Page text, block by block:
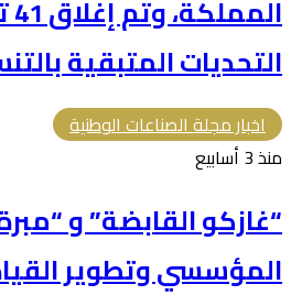
التحديات المتبقية
اخبار مجلة الصناعات الوطنية
منذ 3 أسابيع
“غازكو القابضة” و
المؤسسي وتطوير